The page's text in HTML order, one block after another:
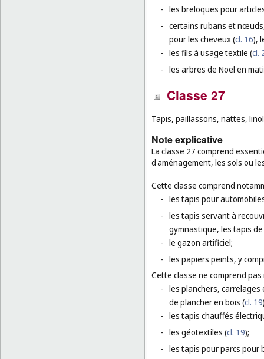
- les breloques pour
- certains rubans et
pour les cheveux (cl. 16),
- les fils à usage textile (cl.
- les arbres de Noël en
Classe 27
Tapis, paillassons, nattes,
Note explicative
La classe 27 comprend
d'aménagement, les sols ou
Cette classe comprend
- les tapis pour
- les tapis servant à
gymnastique, les tapis
- le gazon artificiel;
- les papiers peints, y
Cette classe ne comprend
- les planchers,
de plancher en bois (cl. 19
- les tapis chauffés
- les géotextiles (cl. 19);
- les tapis pour parcs pour